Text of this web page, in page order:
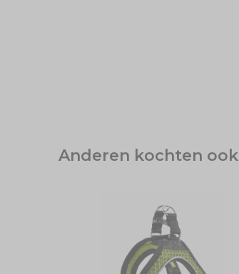
Anderen kochten ook